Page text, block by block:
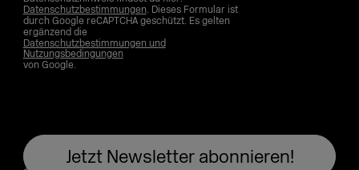
Datenschutzbestimmungen. Dieses Formular ist
durch Google reCAPTCHA geschützt. Es gelten
ergänzend die
Datenschutzbestimmungen und
Nutzungsbedingungen
von Google.